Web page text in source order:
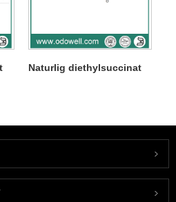
Naturlig diethylsuccinat